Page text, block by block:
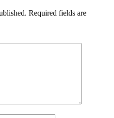
Required fields are